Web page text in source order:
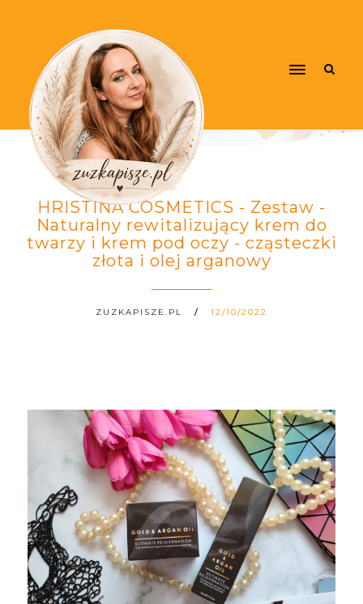
HRISTINA COSMETICS - Zestaw -
Naturalny rewitalizujący krem do
twarzy i krem pod oczy - cząsteczki
złota i olej arganowy
ZUZKAPISZE.PL 12/10/2022